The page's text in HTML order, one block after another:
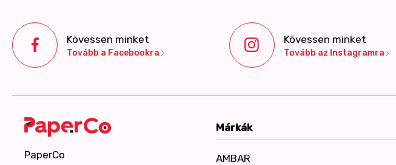
Kövessen minket
Tovább a Facebookra
Kövessen minket
Tovább az Instagramra
PaperCo
Márkák
AMBAR